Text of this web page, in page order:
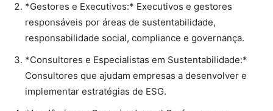
*Gestores e Executivos:* Executivos e gestores
responsáveis por áreas de sustentabilidade,
responsabilidade social, compliance e governança.
*Consultores e Especialistas em Sustentabilidade:*
Consultores que ajudam empresas a desenvolver e
implementar estratégias de ESG.